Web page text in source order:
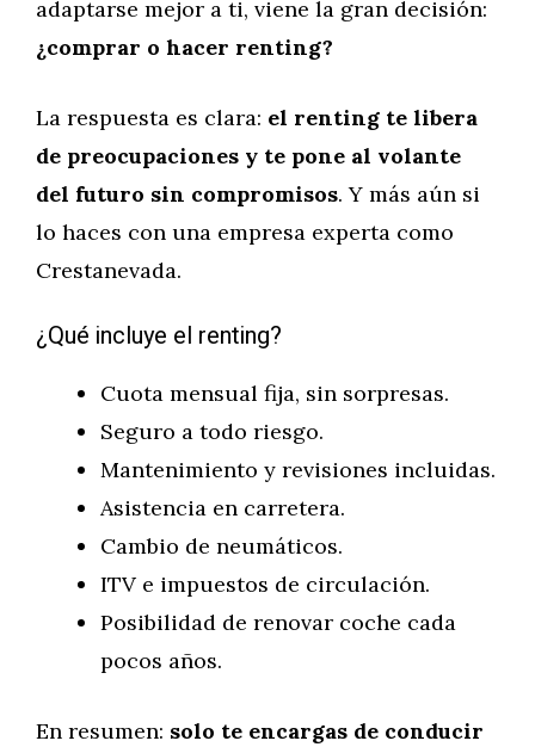
adaptarse mejor a ti, viene la gran decisión:
¿comprar o hacer renting?
La respuesta es clara: el renting te libera
de preocupaciones y te pone al volante
del futuro sin compromisos. Y más aún si
lo haces con una empresa experta como
Crestanevada.
¿Qué incluye el renting?
Cuota mensual fija, sin sorpresas.
Seguro a todo riesgo.
Mantenimiento y revisiones incluidas.
Asistencia en carretera.
Cambio de neumáticos.
ITV e impuestos de circulación.
Posibilidad de renovar coche cada
pocos años.
En resumen: solo te encargas de conducir